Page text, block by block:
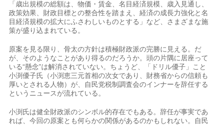
「歳出規模の総額は、物価・賃金、名目経済規模、歳入見通し、
政策効果、財政目標との整合性を踏まえ、経済の成長力強化と名
目経済規模の拡大にふさわしいものとする」など、さまざまな施
策が盛り込まれている。
原案を見る限り、骨太の方針は積極財政派の完勝に見える。だ
が、そのようなことがあり得るのだろうか。頭の片隅に居座って
いる“懸念”は解消されていない。ちょうど、「ドリル優子」こと
小渕優子氏（小渕恵三元首相の次女であり、財務省からの信頼も
厚いとされる人物）が、自民党税制調査会のインナーを辞任する
というニュースが流れている。
小渕氏は健全財政派のシンボル的存在でもある。辞任が事実であ
れば、今回の原案とも何らかの関係があるのかもしれない。自民